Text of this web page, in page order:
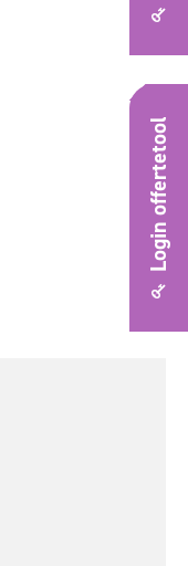
Login offertetool